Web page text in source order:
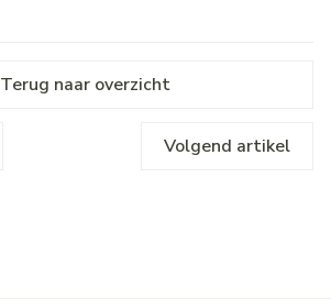
Terug naar overzicht
Volgend artikel